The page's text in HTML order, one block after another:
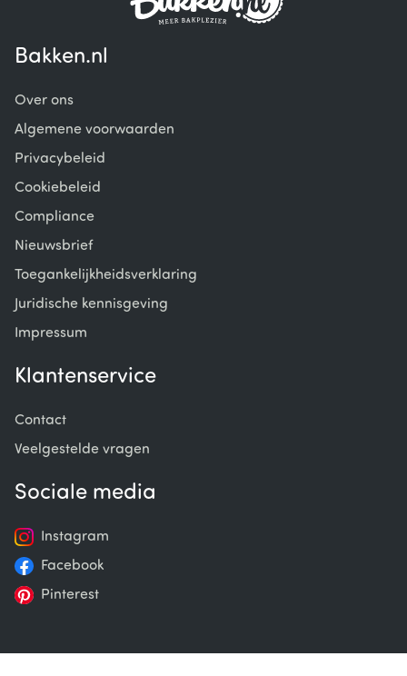
Bakken.nl
Over ons
Algemene voorwaarden
Privacybeleid
Cookiebeleid
Compliance
Nieuwsbrief
Toegankelijkheidsverklaring
Juridische kennisgeving
Impressum
Klantenservice
Contact
Veelgestelde vragen
Sociale media
Instagram
Facebook
Pinterest